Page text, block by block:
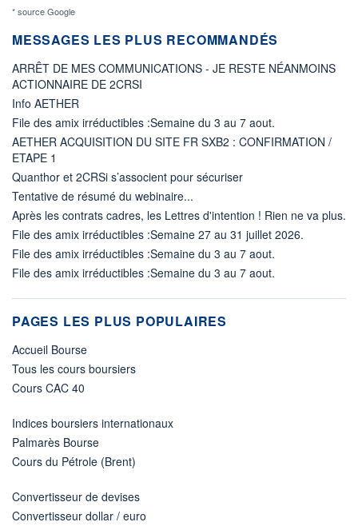
* source Google
MESSAGES LES PLUS RECOMMANDÉS
ARRÊT DE MES COMMUNICATIONS - JE RESTE NÉANMOINS
ACTIONNAIRE DE 2CRSI
Info AETHER
File des amix irréductibles :Semaine du 3 au 7 aout.
AETHER ACQUISITION DU SITE FR SXB2 : CONFIRMATION /
ETAPE 1
Quanthor et 2CRSi s’associent pour sécuriser
Tentative de résumé du webinaire...
Après les contrats cadres, les Lettres d'intention ! Rien ne va plus.
File des amix irréductibles :Semaine 27 au 31 juillet 2026.
File des amix irréductibles :Semaine du 3 au 7 aout.
File des amix irréductibles :Semaine du 3 au 7 aout.
PAGES LES PLUS POPULAIRES
Accueil Bourse
Tous les cours boursiers
Cours CAC 40
Indices boursiers internationaux
Palmarès Bourse
Cours du Pétrole (Brent)
Convertisseur de devises
Convertisseur dollar / euro